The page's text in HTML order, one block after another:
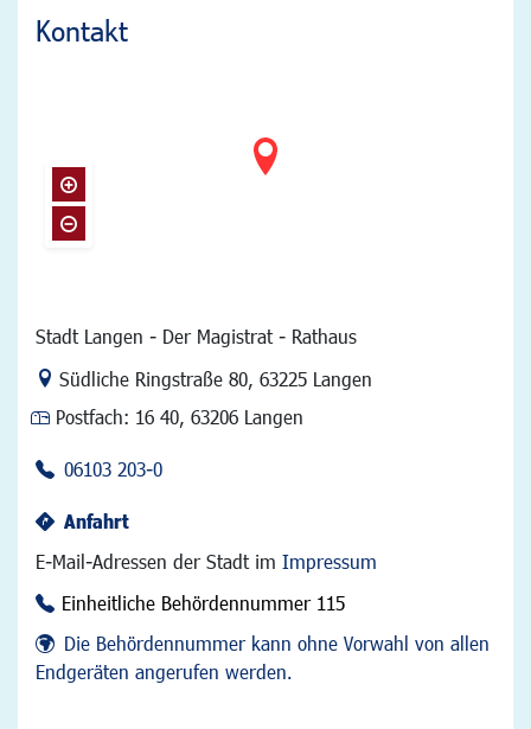
Kontakt
Stadt Langen - Der Magistrat - Rathaus
Link zur Google-Maps Navigation
Südliche Ringstraße 80, 63225 Langen
Postfach: 16 40, 63206 Langen
06103 203-0
Anfahrt
E-Mail-Adressen der Stadt im Impressum
Einheitliche Behördennummer 115
Die Behördennummer kann ohne Vorwahl von allen
Endgeräten angerufen werden.